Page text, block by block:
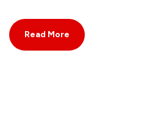
Read More